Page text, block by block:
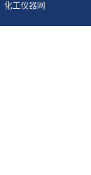
化工仪器网